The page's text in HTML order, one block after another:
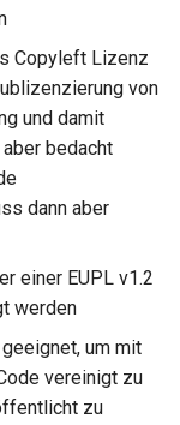
Copyleft Lizenz
von
und damit
bedacht
dann aber
einer EUPL v1.2
werden
um mit
vereinigt zu
zu